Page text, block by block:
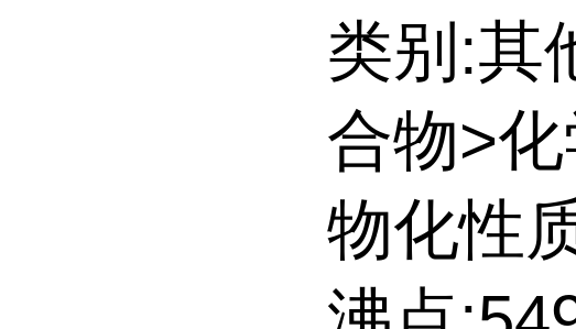
类别:其
合物>
物化性